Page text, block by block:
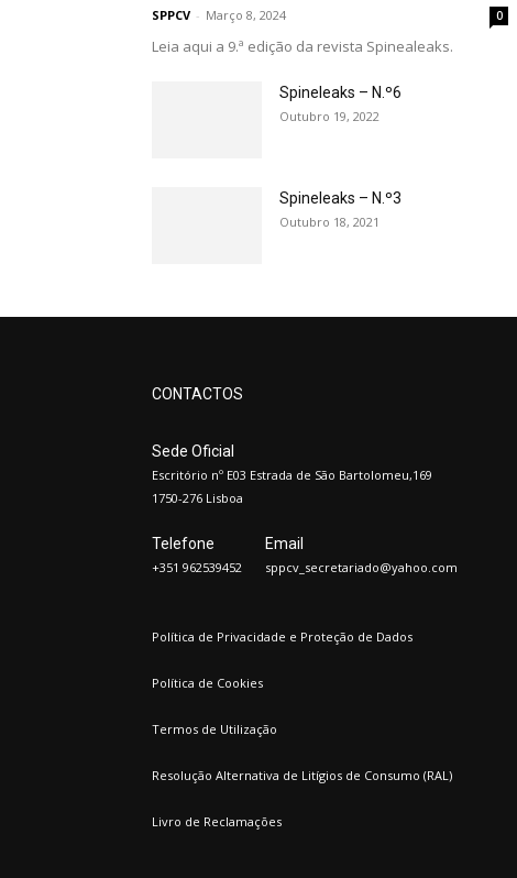
SPPCV - Março 8, 2024 0
Leia aqui a 9.ª edição da revista Spinealeaks.
Spineleaks – N.º6
Outubro 19, 2022
Spineleaks – N.º3
Outubro 18, 2021
CONTACTOS
Sede Oficial
Escritório nº E03 Estrada de São Bartolomeu,169
1750-276 Lisboa
Telefone
+351 962539452
Email
sppcv_secretariado@yahoo.com
Política de Privacidade e Proteção de Dados
Política de Cookies
Termos de Utilização
Resolução Alternativa de Litígios de Consumo (RAL)
Livro de Reclamações